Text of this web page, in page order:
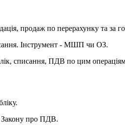
продаж по перерахунку та за
Інструмент - МШП чи ОЗ.
списання, ПДВ по цим
Закону про ПДВ.